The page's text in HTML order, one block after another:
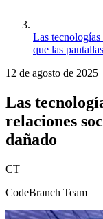
Las
que las
12 de agosto de 2025
Las
relaciones
dañado
CT
CodeBranch Team